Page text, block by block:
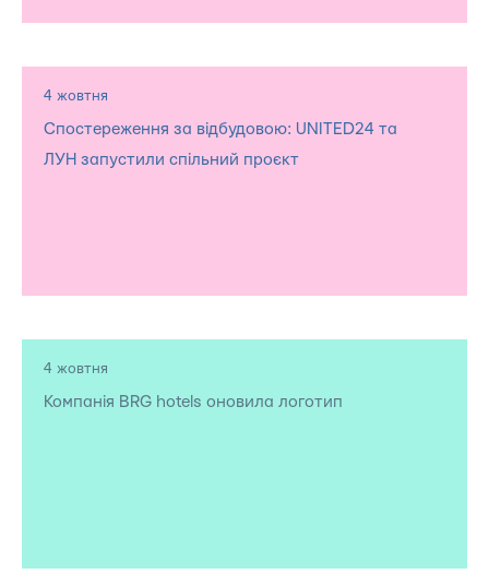
4 жовтня
Спостереження за відбудовою: UNITED24 та
ЛУН запустили спільний проєкт
4 жовтня
Компанія BRG hotels оновила логотип